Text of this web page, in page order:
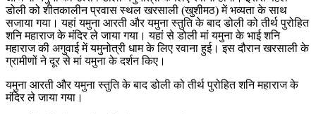
डोली को शीतकालीन प्रवास स्थल खरसाली (खुशीमठ) में भव्यता के साथ
सजाया गया। यहां यमुना आरती और यमुना स्तुति के बाद डोली को तीर्थ पुरोहित
शनि महाराज के मंदिर ले जाया गया। यहां से डोली मां यमुना के भाई शनि
महाराज की अगुवाई में यमुनोत्री धाम के लिए रवाना हुई। इस दौरान खरसाली के
ग्रामीणों ने दूर से मां यमुना के दर्शन किए।
यमुना आरती और यमुना स्तुति के बाद डोली को तीर्थ पुरोहित शनि महाराज के
मंदिर ले जाया गया।